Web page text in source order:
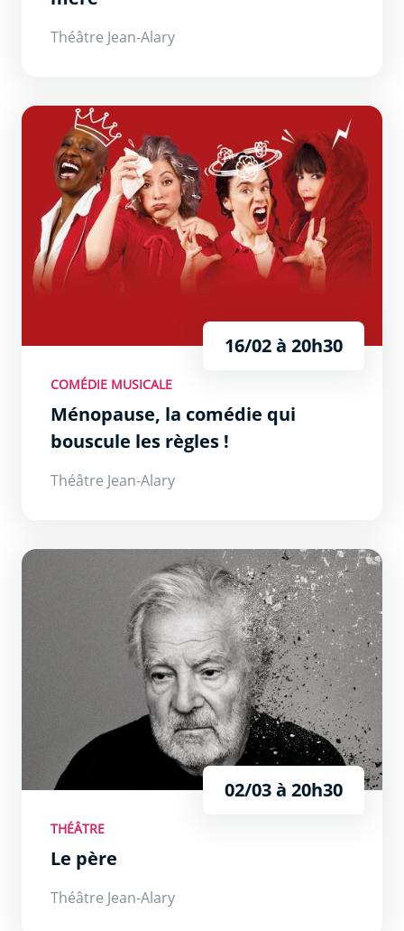
Théâtre Jean-Alary
Ménopause, la comédie qui bouscule les règles !
16/02 à 20h30
COMÉDIE MUSICALE
Ménopause, la comédie qui
bouscule les règles !
Théâtre Jean-Alary
Le père
02/03 à 20h30
THÉÂTRE
Le père
Théâtre Jean-Alary